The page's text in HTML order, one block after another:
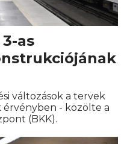
as
változások a tervek
érvényben - közölte a
(BKK).